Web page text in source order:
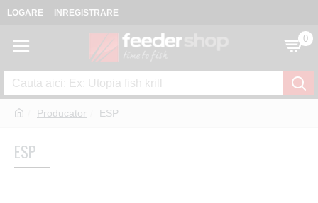
LOGARE INREGISTRARE
0
Producator ESP
ESP